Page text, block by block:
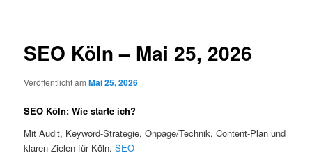
SEO Köln – Mai 25, 2026
Veröffentlicht amMai 25, 2026
SEO Köln: Wie starte ich?
Mit Audit, Keyword-Strategie, Onpage/Technik, Content-Plan und
klaren Zielen für Köln.SEO